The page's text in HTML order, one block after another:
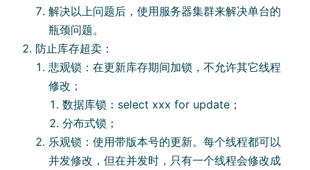
解决以上问题后，使⽤服务器集群来解决单台的
瓶颈问题。
防⽌库存超卖：
悲观锁：在更新库存期间加锁，不允许其它线程
修改；
数据库锁：select xxx for update；
分布式锁；
乐观锁：使⽤带版本号的更新。每个线程都可以
并发修改，但在并发时，只有⼀个线程会修改成